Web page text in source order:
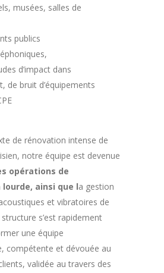
musées, salles de
publics
d’impact dans
de bruit d’équipements
de rénovation intense de
notre équipe est devenue
opérations de
ainsi que la gestion
et vibratoires de
s’est rapidement
une équipe
compétente et dévouée au
validée au travers des